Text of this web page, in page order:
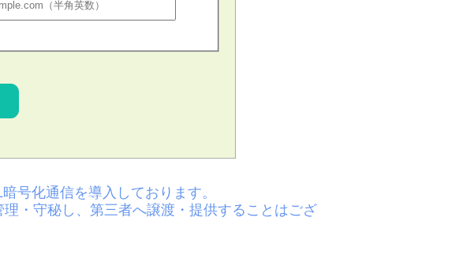
号化通信を導入しております。
・守秘し、第三者へ譲渡・提供することはござ